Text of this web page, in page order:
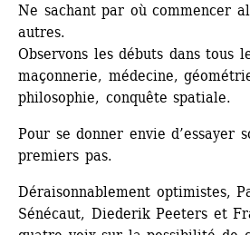
Ne sachant par où commencer
autres.
Observons les débuts dans tous
maçonnerie, médecine,
philosophie, conquête spatiale.
Pour se donner envie d’essayer
premiers pas.
Déraisonnablement optimistes,
Sénécaut, Diederik Peeters et